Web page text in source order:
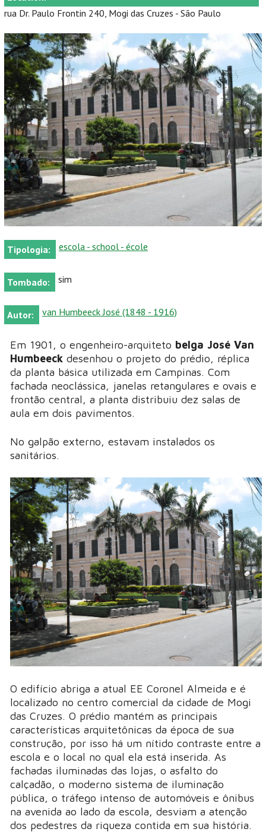
rua Dr. Paulo Frontin 240, Mogi das Cruzes - São Paulo
Tipologia: escola - school - école
Tombado: sim
Autor: van Humbeeck José (1848 - 1916)
Em 1901, o engenheiro-arquiteto belga José Van
Humbeeck desenhou o projeto do prédio, réplica
da planta básica utilizada em Campinas. Com
fachada neoclássica, janelas retangulares e ovais e
frontão central, a planta distribuiu dez salas de
aula em dois pavimentos.
No galpão externo, estavam instalados os
sanitários.
O edifício abriga a atual EE Coronel Almeida e é
localizado no centro comercial da cidade de Mogi
das Cruzes. O prédio mantém as principais
características arquitetônicas da época de sua
construção, por isso há um nítido contraste entre a
escola e o local no qual ela está inserida. As
fachadas iluminadas das lojas, o asfalto do
calçadão, o moderno sistema de iluminação
pública, o tráfego intenso de automóveis e ônibus
na avenida ao lado da escola, desviam a atenção
dos pedestres da riqueza contida em sua história.